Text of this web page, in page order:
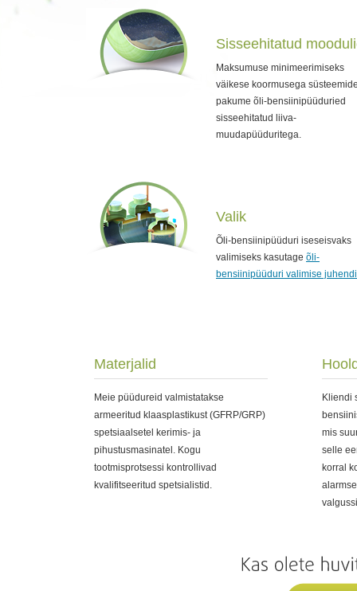
Sisseehitatud
Maksumuse minimeerimiseks
väikese koormusega
pakume õli-bensiinipüüduried
sisseehitatud liiva-
muudapüüduritega.
Valik
Õli-bensiinipüüduri iseseisvaks
valimiseks kasutage õli-
bensiinipüüduri valimise
Materjalid
Meie püüdureid valmistatakse
armeeritud klaasplastikust (GFRP/GRP)
spetsiaalsetel kerimis- ja
pihustusmasinatel. Kogu
tootmisprotsessi kontrollivad
kvalifitseeritud spetsialistid.
Kliendi
mis
selle
korral